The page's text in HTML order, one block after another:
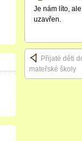
Je nám líto,
uzavřen.
Přijaté děti
mateřské školy